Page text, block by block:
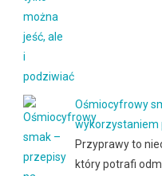
Ośmiocyfrowy
wykorzystaniem
Przyprawy to
który potrafi